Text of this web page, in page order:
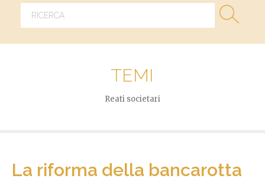
TEMI
Reati societari
La riforma della bancarotta